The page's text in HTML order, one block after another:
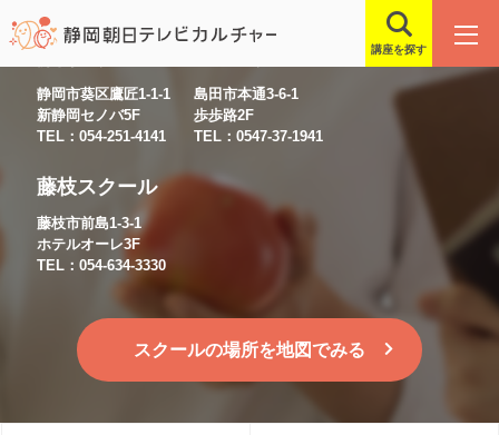
講座を探す
静岡市葵区鷹匠1-1-1
新静岡セノバ5F
TEL：054-251-4141
島田市本通3-6-1
歩歩路2F
TEL：0547-37-1941
藤枝スクール
藤枝市前島1-3-1
ホテルオーレ3F
TEL：054-634-3330
スクールの場所を地図でみる